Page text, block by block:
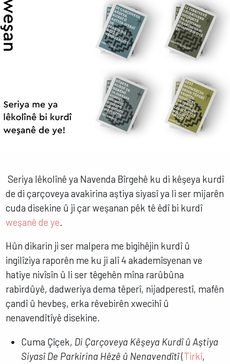
Seriya lêkolînê ya Navenda Bîrgehê ku di kêşeya kurdî
de di çarçoveya avakirina aştiya siyasî ya li ser mijarên
cuda disekine û ji çar weşanan pêk tê êdî bi kurdî
weşanê de ye
Hûn dikarin ji ser malpera me bigihêjin kurdî û
ingilîziya raporên me ku ji alî 4 akademîsyenan ve
hatiye nivîsîn û li ser têgehên mîna rarûbûna
rabirdûyê, dadweriya dema têperî, nijadperestî, mafên
çandî û hevbeş, erka rêvebirên xwecihî û
nenavendîtîyê disekine.
Cuma Çîçek, Di Çarçoveya Kêşeya Kurdî û Aştiya
Siyasî De Parkirina Hêzê û Nenavendîtî(Tirkî,